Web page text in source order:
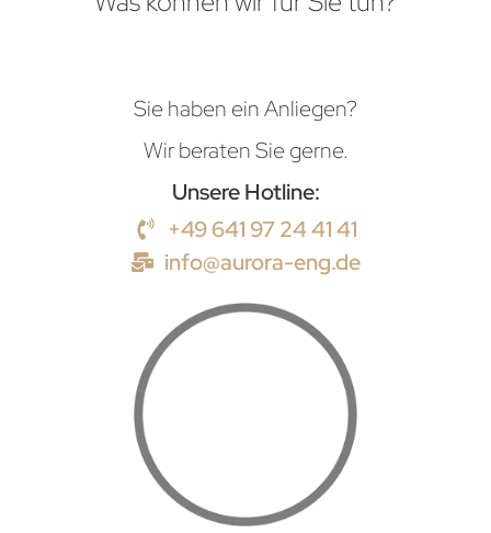
Sie haben ein Anliegen?
Wir beraten Sie gerne.
Unsere Hotline:
+49 641 97 24 41 41
info@aurora-eng.de